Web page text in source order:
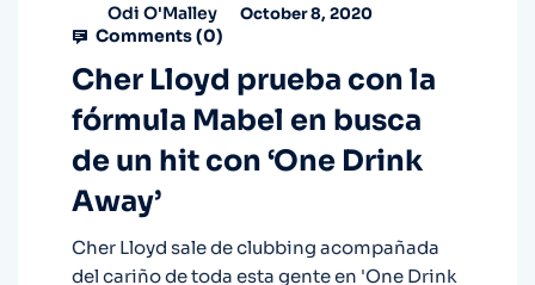
Odi O'Malley October 8, 2020
Comments (0)
Cher Lloyd prueba con la
fórmula Mabel en busca
de un hit con ‘One Drink
Away’
Cher Lloyd sale de clubbing acompañada
del cariño de toda esta gente en 'One Drink